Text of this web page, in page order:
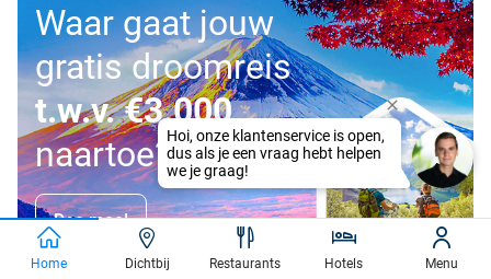
Waar gaat jouw
gratis droomreis
t.w.v. €3.000
naartoe?
Doe mee!
Home Dichtbij Restaurants Hotels Menu